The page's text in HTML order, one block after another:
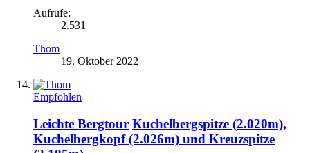
Aufrufe:
2.531
Thom
19. Oktober 2022
Empfohlen
Leichte Bergtour Kuchelbergspitze (2.020m),
Kuchelbergkopf (2.026m) und Kreuzspitze